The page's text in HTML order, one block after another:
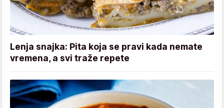
Lenja snajka: Pita koja se pravi kada nemate
vremena, a svi traže repete